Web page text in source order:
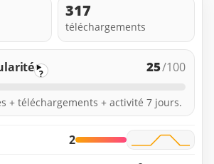
317
téléchargements
? 25/100
+ téléchargements + activité 7 jours.
2